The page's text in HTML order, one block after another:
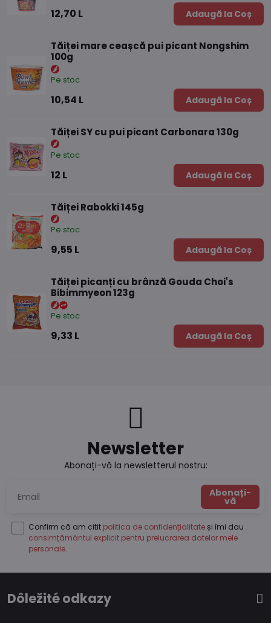
12,70 L Adaugă la Coș
Tăiței mare ceașcă pui picant Nongshim
100g
Pe stoc
10,54 L Adaugă la Coș
Tăiței SY cu pui picant Carbonara 130g
Pe stoc
12 L Adaugă la Coș
Tăiței Rabokki 145g
Pe stoc
9,55 L Adaugă la Coș
Tăiței picanți cu brânză Gouda Choi's
Bibimmyeon 123g
Pe stoc
9,33 L Adaugă la Coș
Newsletter
Abonați-vă la newsletterul nostru:
Abonați-
vă
Confirm că am citit politica de confidențialitate și îmi dau
consimțământul explicit pentru prelucrarea datelor mele
personale.
Dôležité odkazy